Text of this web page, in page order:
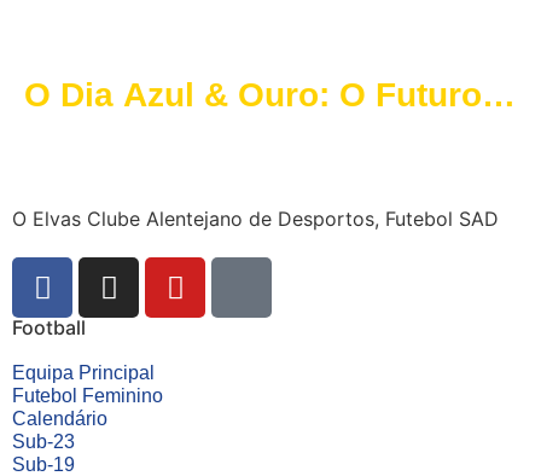
O Dia Azul & Ouro: O Futuro
O Elvas Clube Alentejano de Desportos, Futebol SAD
Football
Equipa Principal
Futebol Feminino
Calendário
Sub-23
Sub-19